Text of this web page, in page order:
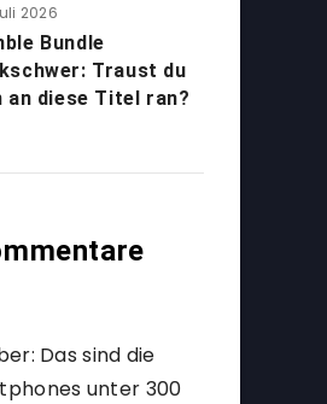
2026
Bundle
Traust du
an diese Titel ran?
Das sind die
unter 300